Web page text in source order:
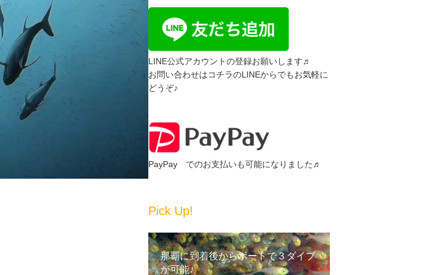
LINE公式アカウントの登録お願いします♬
お問い合わせはコチラのLINEからでもお気軽に
どうぞ♪
PayPay でのお支払いも可能になりました♬
Pick Up!
那覇に到着後からボートで３ダイブ
が可能♪